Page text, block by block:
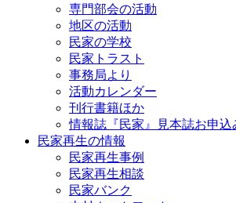
専門部会の活動
地区の活動
民家の学校
民家トラスト
事務局より
活動カレンダー
刊行書籍ほか
情報誌『民家』見本誌お申込
民家再生の情報
民家再生事例
民家再生相談
民家バンク